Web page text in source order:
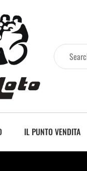
IL PUNTO VENDITA